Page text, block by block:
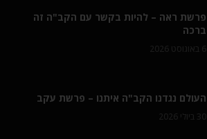
פרשת ראה – להיות בקשר עם הקב"ה זה
ברכה
6 באוגוסט 2026
העולם נגדנו הקב"ה איתנו – פרשת עקב
30 ביולי 2026